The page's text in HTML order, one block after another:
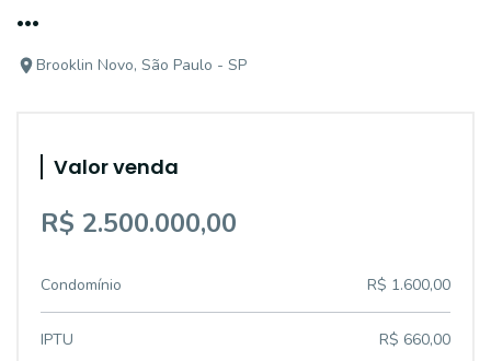
...
Brooklin Novo, São Paulo - SP
Valor venda
R$ 2.500.000,00
Condomínio R$ 1.600,00
IPTU R$ 660,00